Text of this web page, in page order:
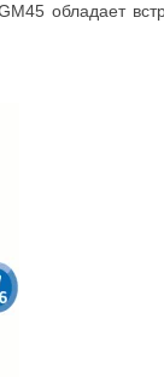
обладает